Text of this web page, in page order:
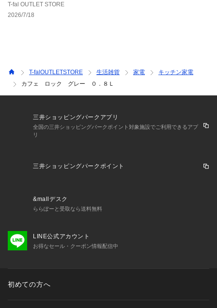
※若干お湯が流れ出る場合があります。
※転倒してもお湯がこぼれ出にくい構造となっておりますが、
配がいりません。
万一、空焚きになった場合は自動的に通電が切れます。
給水しやすく、内側のお手入れもしやすい取り外しができるフ
湯量がひと目で確認でき、必要な分だけ沸かせます。
・ハンドル下部のスイッチにあるパイロットランプが点灯し
て、湯沸かし中をお知らせします。
【インテリアに馴染むデザイン】
・ステンレス製のボディで、
こだわりの空間やインテリアをおしゃれに彩ります。
T-fal OUTLET STORE
2026/7/18
T-falOUTLETSTORE 生活雑貨 家電
キッチン家電
カフェ ロック グレー ０．８Ｌ
三井ショッピングパークアプリ
全国の三井ショッピングパークポイント対象施設でご利用できるアプ
リ
三井ショッピングパークポイント
&mallデスク
ららぽーと受取なら送料無料
LINE公式アカウント
お得なセール・クーポン情報配信中
初めての方へ